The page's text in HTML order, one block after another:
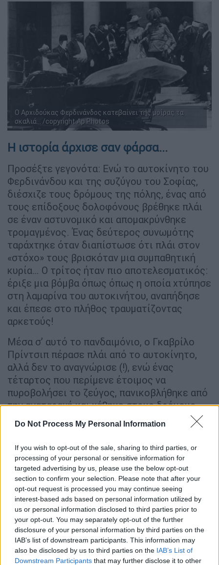
Do Not Process My Personal Information
If you wish to opt-out of the sale, sharing to third parties, or
processing of your personal or sensitive information for
targeted advertising by us, please use the below opt-out
section to confirm your selection. Please note that after your
opt-out request is processed you may continue seeing
interest-based ads based on personal information utilized by
us or personal information disclosed to third parties prior to
your opt-out. You may separately opt-out of the further
disclosure of your personal information by third parties on the
IAB’s list of downstream participants. This information may
also be disclosed by us to third parties on the IAB’s List of
Downstream Participants that may further disclose it to other
Ο Αρχιδούκας Φερδινάνδος κατεβαίνει της μοίρας τα
σκαλιά... /copyright Ap Photos
Η ιστορία άρχισε σαν φάρσα...
Προσέξτε γεγονότα: Ενώ το αυτοκίνητο του
Φερδινάνδου και της συζύγου του Σοφίας,
διέσχιζε τους δρόμους της πόλης, ένας από
τους επίδοξους δολοφόνους βρέθηκε πλάι
σε έναν αστυνομικό και απομακρύνθηκε
τρομαγμένος. Ένας δεύτερος συνωμότης
ταράχτηκε όταν διαπίστωσε ότι πλάι στον
«στόχο» τους βρισκόταν μια συμπαθητική
κυρία… Ο τρίτος ήταν πιο αποτελεσματικός:
έριξε μια βόμβα όπως όπως η οποία χτύπησε
στη λαμαρίνα του αυτοκινήτου, αναπήδησε
και έπεσε στο πλήθος τραυματίζοντας
αρκετούς!
Μέσα σ’ αυτό το πανδαιμόνιο, ο Γκαβρίλο
Πρίντσιπ πέρασε πλάι από το αυτοκίνητο,
αλλά δεν το αναγνώρισε (!), ενώ ένας
τέταρτος που περίμενε έτοιμος να
πυροβολήσει το ζεύγος, πανικοβλήθηκε από
την αναταραχή και χάθηκε στους δρόμους
του Σαράγεβο. Στο μεταξύ ο Αρχιδούκας
έφτασε στο δημαρχείο για να επισκεφτεί
τους τραυματίες από τη βομβιστική επίθεση,
ανάμεσα στους οποίους ήταν και αυστριακοί
αξιωματικοί. Εκεί ο Φερδινάνδος θα πει
πικραμένος: «Έρχομαι στο Σαράγεβο για
επίσκεψη και με υποδέχεστε με βόμβες.
Απαράδεκτο!»… Και πού να ήξερε τη
συνέχεια. Είχαν περάσει κοντά δυο ώρες από
τη στιγμή που έσκασε η βόμβα στο πλήθος
και οι επίδοξοι δολοφόνοι είχαν
απογοητευτεί και εγκαταλείψει πια κάθε